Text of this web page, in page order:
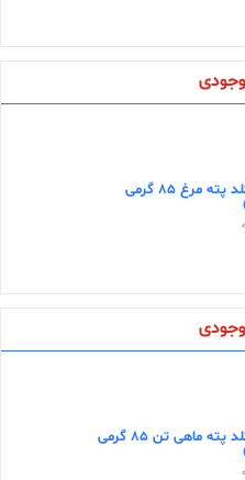
کنسرو گورمه گلد پته مرغ 85 گرمی
کنسرو گورمه گلد پته ماهی تن 85 گرمی